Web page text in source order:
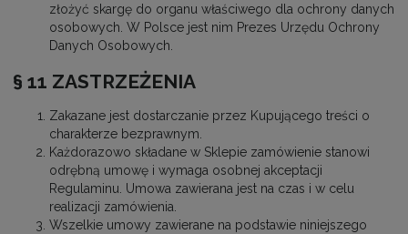
złożyć skargę do organu właściwego dla ochrony danych
osobowych. W Polsce jest nim Prezes Urzędu Ochrony
Danych Osobowych.
§ 11 ZASTRZEŻENIA
Zakazane jest dostarczanie przez Kupującego treści o
charakterze bezprawnym.
Każdorazowo składane w Sklepie zamówienie stanowi
odrębną umowę i wymaga osobnej akceptacji
Regulaminu. Umowa zawierana jest na czas i w celu
realizacji zamówienia.
Wszelkie umowy zawierane na podstawie niniejszego